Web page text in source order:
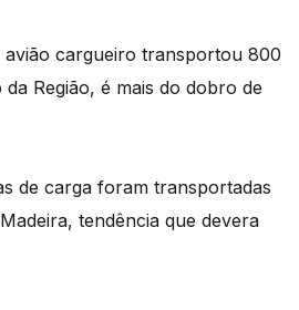
avião cargueiro transportou 800
Região, é mais do dobro de
de carga foram transportadas
tendência que devera